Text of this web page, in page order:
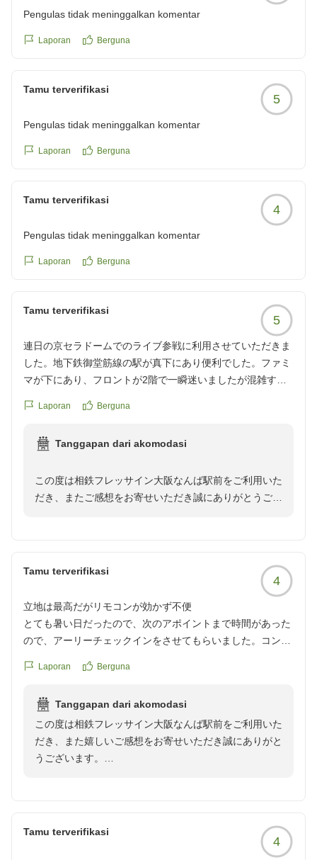
Pengulas tidak meninggalkan komentar
Laporan Berguna
Tamu terverifikasi
5
Pengulas tidak meninggalkan komentar
Laporan Berguna
Tamu terverifikasi
4
Pengulas tidak meninggalkan komentar
Laporan Berguna
Tamu terverifikasi
5
連日の京セラドームでのライブ参戦に利用させていただきま
した。地下鉄御堂筋線の駅が真下にあり便利でした。ファミ
マが下にあり、フロントが2階で一瞬迷いましたが混雑する
ーズでした。ベッドは大きく1人であれば充分な広さです。
ムです。
https://review.travel.rakuten.co.jp/hotel/voice/173011?
reviewId=33123478223755
Laporan Berguna
Tanggapan dari akomodasi
この度は相鉄フレッサイン大阪なんば駅前をご利用いた
だき、またご感想をお寄せいただき誠にありがとうござ
にご満足いただけたとのこと、大変嬉しく拝読いたしま
これからも清潔で快適な空間づくりに努め、皆様に安心
またなんばへお越しの際は、ぜひ当ホテルをご利用くだ
相鉄フレッサイン大阪なんば駅前 フロントスタッフ一
同
Tamu terverifikasi
4
立地は最高だがリモコンが効かず不便
とても暑い日だったので、次のアポイントまで時間があった
ので、アーリーチェックインをさせてもらいました。コンビ
残念なのは、TVのリモコンが効かず、手動で対応。
https://review.travel.rakuten.co.jp/hotel/voice/173011?
reviewId=33123478204748
Laporan Berguna
Tanggapan dari akomodasi
この度は相鉄フレッサイン大阪なんば駅前をご利用いた
だき、また嬉しいご感想をお寄せいただき誠にありがと
うございます。
Tamu terverifikasi
4